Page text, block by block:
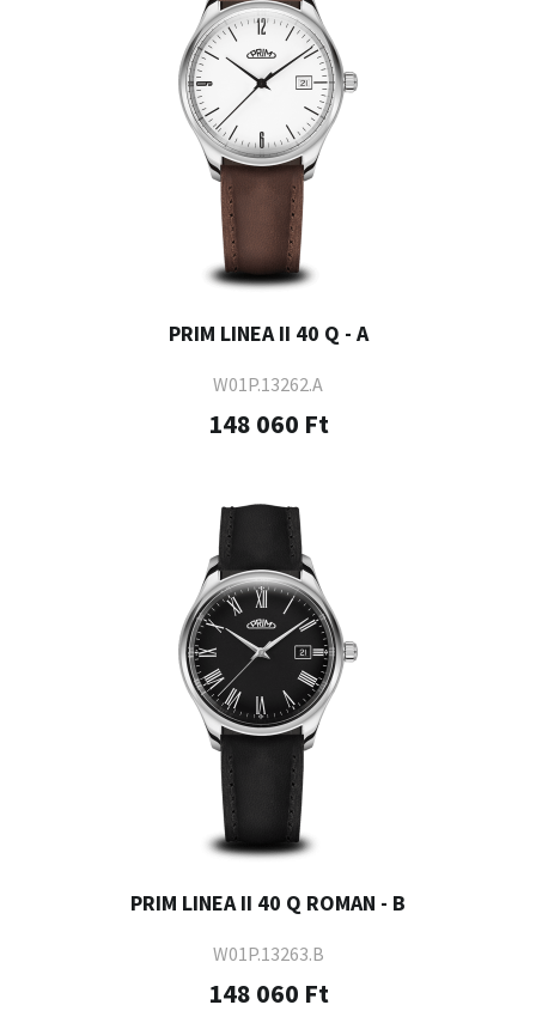
PRIM LINEA II 40 Q - A
W01P.13262.A
148 060 Ft
PRIM LINEA II 40 Q ROMAN - B
W01P.13263.B
148 060 Ft